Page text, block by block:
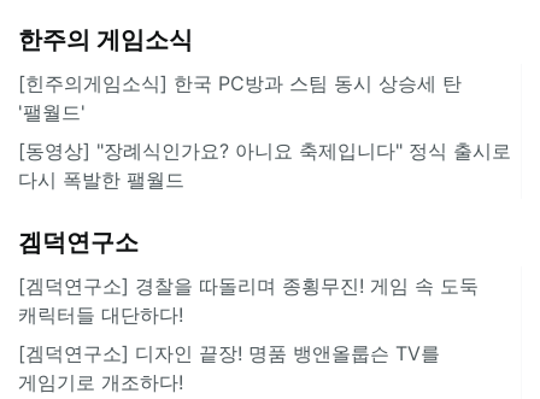
한주의 게임소식
[힌주의게임소식] 한국 PC방과 스팀 동시 상승세 탄
'팰월드'
[동영상] "장례식인가요? 아니요 축제입니다" 정식 출시로
다시 폭발한 팰월드
겜덕연구소
[겜덕연구소] 경찰을 따돌리며 종횡무진! 게임 속 도둑
캐릭터들 대단하다!
[겜덕연구소] 디자인 끝장! 명품 뱅앤올룹슨 TV를
게임기로 개조하다!